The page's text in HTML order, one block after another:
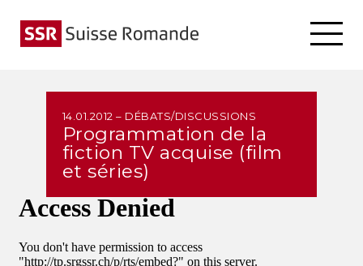
14.01.2012 – DÉBATS/DISCUSSIONS
Programmation de la
fiction TV acquise (film
et séries)